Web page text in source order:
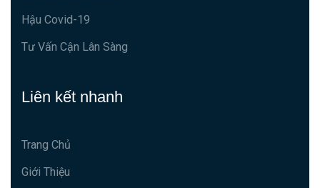
Hậu Covid-19
Tư Vấn Cận Lân Sàng
Liên kết nhanh
Trang Chủ
Giới Thiệu